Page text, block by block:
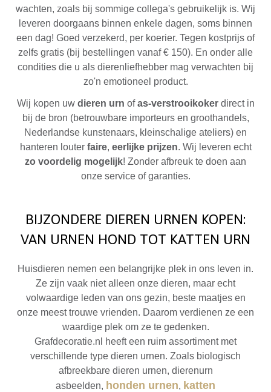
wachten, zoals bij sommige collega's gebruikelijk is. Wij
leveren doorgaans binnen enkele dagen, soms binnen
een dag! Goed verzekerd, per koerier. Tegen kostprijs of
zelfs gratis (bij bestellingen vanaf € 150). En onder alle
condities die u als dierenliefhebber mag verwachten bij
zo'n emotioneel product.
Wij kopen uw dieren urn ofas-verstrooikokerdirect in
bij de bron (betrouwbare importeurs en groothandels,
Nederlandse kunstenaars, kleinschalige ateliers) en
hanteren louter faire, eerlijke prijzen. Wij leveren echt
zo voordelig mogelijk! Zonder afbreuk te doen aan
onze service of garanties.
BIJZONDERE DIEREN URNEN KOPEN:
VAN URNEN HOND TOT KATTEN URN
Huisdieren nemen een belangrijke plek in ons leven in.
Ze zijn vaak niet alleen onze dieren, maar echt
volwaardige leden van ons gezin, beste maatjes en
onze meest trouwe vrienden. Daarom verdienen ze een
waardige plek om ze te gedenken.
Grafdecoratie.nl heeft een ruim assortiment met
verschillende type dieren urnen. Zoals biologisch
afbreekbare dieren urnen, dierenurn
asbeelden, honden urnen, katten